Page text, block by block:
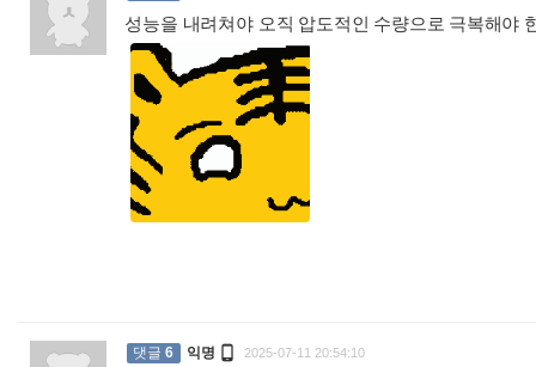
성능을 내려쳐야 오직 압도적인 수량으로 극복해야
댓글 6 익명  2025-07-11 20:54:10